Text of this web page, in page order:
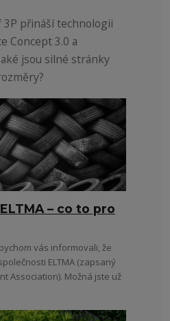
přináší technologii
Concept 3.0 a
jsou silné stránky
– co to pro
vás informovali, že
ELTMA (zapsaný
Association). Možná jste už